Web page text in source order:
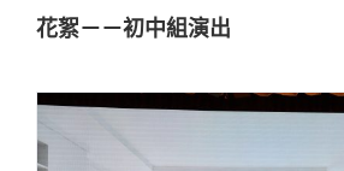
花絮－－初中組演出